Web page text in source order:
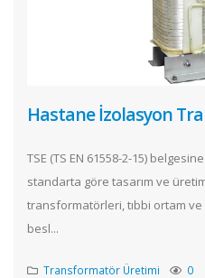
Hastane İzolasyon
TSE (TS EN 61558-2-15)
standarta göre tasarım ve
transformatörleri, tıbbi ortam
besl...
Transformatör Üretimi 0